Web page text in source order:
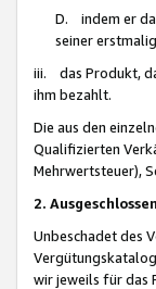
D. indem er
seiner
iii. das Produkt,
ihm bezahlt.
Die aus den
Qualifizierten
Mehrwertsteuer),
2.
Unbeschadet des
wir jeweils für das